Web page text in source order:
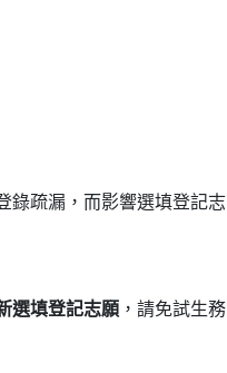
疏漏，而影響選填登記志
選填登記志願 ，請免試生務